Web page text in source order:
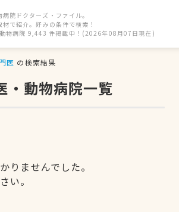
院ドクターズ・ファイル。
で紹介。好みの条件で検索！
物病院 9,443 件掲載中！(2026年08月07日現在)
医 の検索結果
・動物病院一覧
りませんでした。
い。